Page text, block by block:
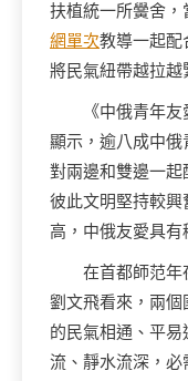
扶植統一所黌舍，
網單次教導一起配
將民氣紐帶越拉越
《中俄青年
顯示，逾八成中
對兩邊和雙邊一
彼此文明堅持較
高，中俄友愛具有
在首都師范年
劉文飛看來，兩
的民氣相通、平
流、靜水流深，必